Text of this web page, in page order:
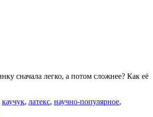
сначала легко, а потом сложнее? Как её
каучук, латекс, научно-популярное,